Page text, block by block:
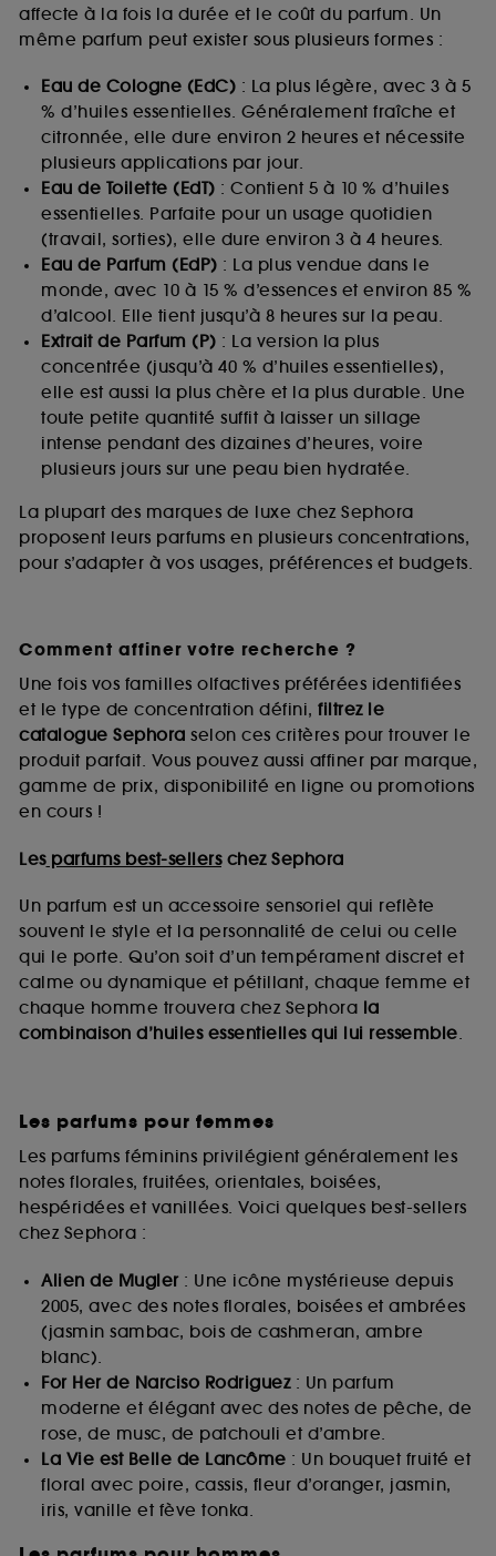
affecte à la fois la durée et le coût du parfum. Un
même parfum peut exister sous plusieurs formes :
Eau de Cologne (EdC) : La plus légère, avec 3 à 5
% d’huiles essentielles. Généralement fraîche et
citronnée, elle dure environ 2 heures et nécessite
plusieurs applications par jour.
Eau de Toilette (EdT) : Contient 5 à 10 % d’huiles
essentielles. Parfaite pour un usage quotidien
(travail, sorties), elle dure environ 3 à 4 heures.
Eau de Parfum (EdP) : La plus vendue dans le
monde, avec 10 à 15 % d’essences et environ 85 %
d’alcool. Elle tient jusqu’à 8 heures sur la peau.
Extrait de Parfum (P) : La version la plus
concentrée (jusqu’à 40 % d’huiles essentielles),
elle est aussi la plus chère et la plus durable. Une
toute petite quantité suffit à laisser un sillage
intense pendant des dizaines d’heures, voire
plusieurs jours sur une peau bien hydratée.
La plupart des marques de luxe chez Sephora
proposent leurs parfums en plusieurs concentrations,
pour s’adapter à vos usages, préférences et budgets.
Comment affiner votre recherche ?
Une fois vos familles olfactives préférées identifiées
et le type de concentration défini, filtrez le
catalogue Sephora selon ces critères pour trouver le
produit parfait. Vous pouvez aussi affiner par marque,
gamme de prix, disponibilité en ligne ou promotions
en cours !
Lesparfums best-sellerschez Sephora
Un parfum est un accessoire sensoriel qui reflète
souvent le style et la personnalité de celui ou celle
qui le porte. Qu’on soit d’un tempérament discret et
calme ou dynamique et pétillant, chaque femme et
chaque homme trouvera chez Sephora la
combinaison d’huiles essentielles qui lui ressemble.
Les parfums pour femmes
Les parfums féminins privilégient généralement les
notes florales, fruitées, orientales, boisées,
hespéridées et vanillées. Voici quelques best-sellers
chez Sephora :
Alien de Mugler: Une icône mystérieuse depuis
2005, avec des notes florales, boisées et ambrées
(jasmin sambac, bois de cashmeran, ambre
blanc).
For Her de Narciso Rodriguez: Un parfum
moderne et élégant avec des notes de pêche, de
rose, de musc, de patchouli et d’ambre.
La Vie est Belle de Lancôme : Un bouquet fruité et
floral avec poire, cassis, fleur d’oranger, jasmin,
iris, vanille et fève tonka.